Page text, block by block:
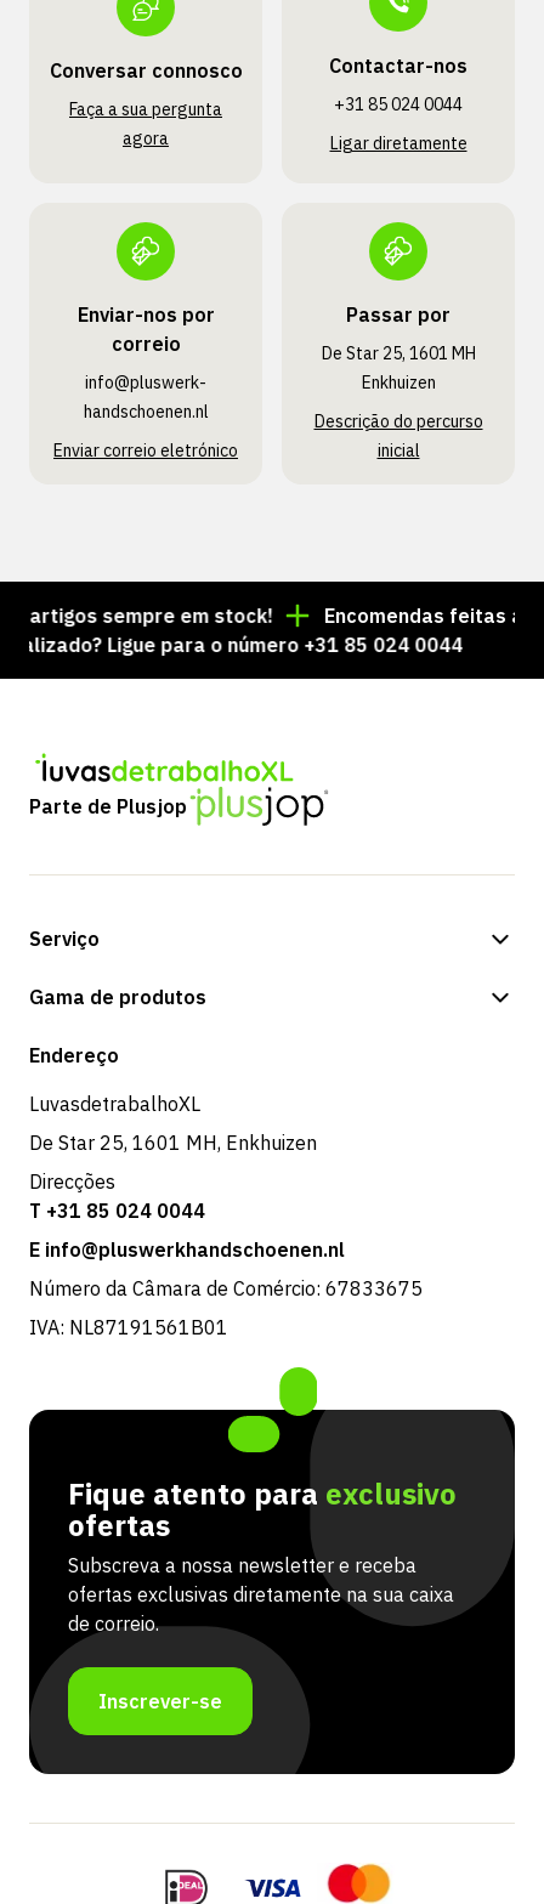
Conversar connosco
Faça a sua pergunta
agora
Contactar-nos
+31 85 024 0044
Ligar diretamente
Enviar-nos por
correio
info@pluswerk­
handschoenen.nl
Enviar correio eletrónico
Passar por
De Star 25, 1601 MH
Enkhuizen
Descrição do percurso
inicial
sempre em stock!
Encomendas feitas até às
Ligue para o número +31 85 024 0044
Parte de Plusjop
Serviço
Opções de pagamento
Devoluções e serviço
Gama de produtos
Loja
Endereço
LuvasdetrabalhoXL
De Star 25, 1601 MH, Enkhuizen
Direcções
T +31 85 024 0044
E info@pluswerkhandschoenen.nl
Número da Câmara de Comércio: 67833675
IVA: NL87191561B01
Fique atento para exclusivo
ofertas
Subscreva a nossa newsletter e receba
ofertas exclusivas diretamente na sua caixa
de correio.
Inscrever-se